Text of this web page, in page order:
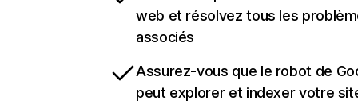
web et résolvez tous les
associés
Assurez-vous que le robot de
peut explorer et indexer votre